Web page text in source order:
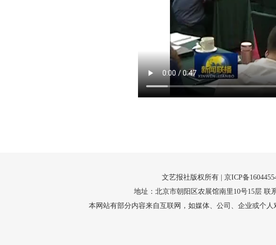
文艺报社版权所有 | 京ICP备
地址：北京市朝阳区农展馆南里10号15层 联
本网站有部分内容来自互联网，如媒体、公司、企业或个